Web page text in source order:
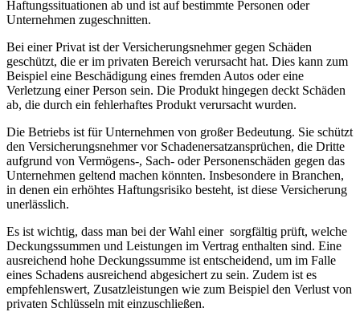
Haftungssituationen ab und ist auf bestimmte⁤ Personen oder
Unternehmen zugeschnitten.
Bei einer Privat ist der Versicherungsnehmer ‌gegen Schäden
geschützt, die er im privaten Bereich verursacht​ hat. Dies kann ⁣zum
Beispiel eine Beschädigung eines fremden Autos oder eine
Verletzung‌ einer‍ Person ⁣sein. Die Produkt hingegen deckt Schäden
ab, die durch ⁢ein fehlerhaftes Produkt verursacht wurden.
Die Betriebs⁤ ist für Unternehmen von großer Bedeutung. Sie schützt
den‍ Versicherungsnehmer vor Schadenersatzansprüchen, die Dritte
aufgrund von Vermögens-, Sach-⁢ oder Personenschäden gegen das
Unternehmen‌ geltend machen könnten. Insbesondere in Branchen,
in⁢ denen‌ ein erhöhtes Haftungsrisiko besteht, ist diese Versicherung
⁢unerlässlich.
Es ist wichtig, dass man ‌bei der Wahl einer ⁢ sorgfältig prüft, welche
Deckungssummen und ​Leistungen im Vertrag ​enthalten sind. Eine
ausreichend hohe Deckungssumme ist ‍entscheidend, um im Falle
eines Schadens​ ausreichend ​abgesichert zu sein. Zudem ist es
empfehlenswert, Zusatzleistungen wie zum Beispiel ‍den Verlust von‍
privaten​ Schlüsseln mit‌ einzuschließen.